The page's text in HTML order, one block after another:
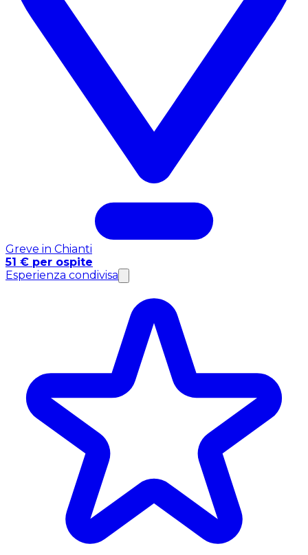
Greve in Chianti
51 € per ospite
Esperienza condivisa